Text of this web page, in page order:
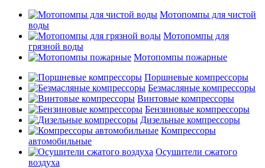
Мотопомпы для чистой
воды
Мотопомпы для
грязной воды
Мотопомпы пожарные
Поршневые компрессоры
Безмасляные компрессоры
Винтовые компрессоры
Бензиновые компрессоры
Дизельные компрессоры
Компрессоры
автомобильные
Осушители сжатого
воздуха